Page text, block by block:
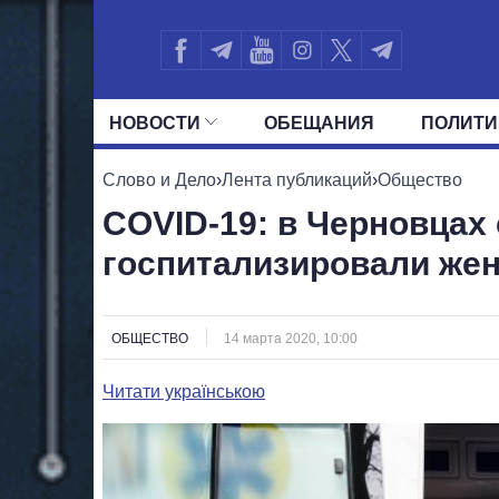
НОВОСТИ ОБЕЩАНИЯ
ВСЕ ПОЛИТИКИ ПРЕЗИДЕНТ И
Слово и Дело›Лента публикаций›Общество
COVID-19: в
госпитализировали
ОБЩЕСТВО 14 марта 2020, 10:00
Читати українською